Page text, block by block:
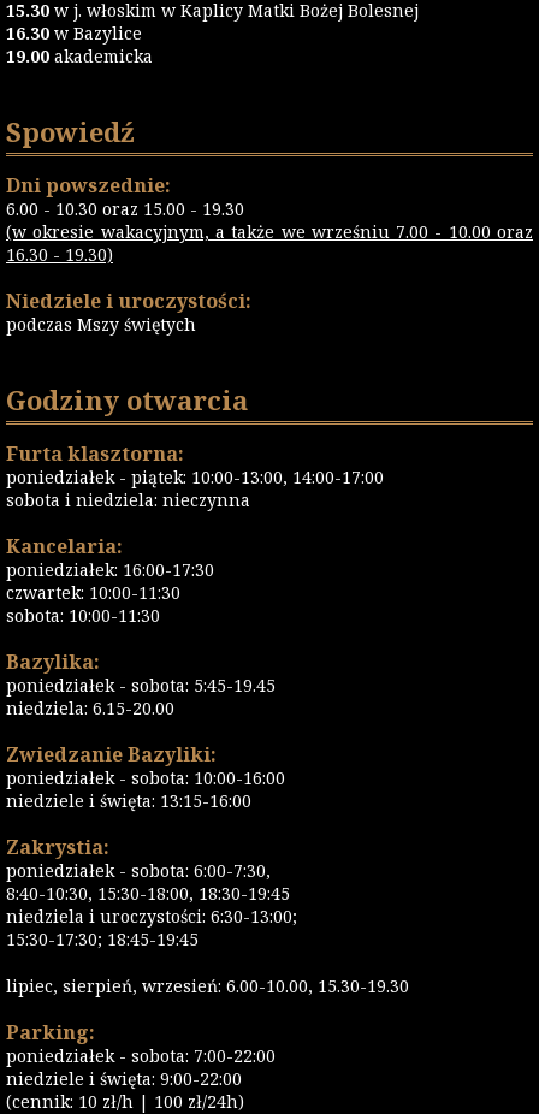
15.30 w j. włoskim w Kaplicy Matki Bożej Bolesnej
16.30 w Bazylice
19.00 akademicka
Spowiedź
Dni powszednie:
6.00 - 10.30 oraz 15.00 - 19.30
(w okresie wakacyjnym, a także we wrześniu 7.00 - 10.00 oraz
16.30 - 19.30)
Niedziele i uroczystości:
podczas Mszy świętych
Godziny otwarcia
Furta klasztorna:
poniedziałek - piątek: 10:00-13:00, 14:00-17:00
sobota i niedziela: nieczynna
Kancelaria:
poniedziałek: 16:00-17:30
czwartek: 10:00-11:30
sobota: 10:00-11:30
Bazylika:
poniedziałek - sobota: 5:45-19.45
niedziela: 6.15-20.00
Zwiedzanie Bazyliki:
poniedziałek - sobota: 10:00-16:00
niedziele i święta: 13:15-16:00
Zakrystia:
poniedziałek - sobota: 6:00-7:30,
8:40-10:30, 15:30-18:00, 18:30-19:45
niedziela i uroczystości: 6:30-13:00;
15:30-17:30; 18:45-19:45
lipiec, sierpień, wrzesień: 6.00-10.00, 15.30-19.30
Parking:
poniedziałek - sobota: 7:00-22:00
niedziele i święta: 9:00-22:00
(cennik: 10 zł/h | 100 zł/24h)